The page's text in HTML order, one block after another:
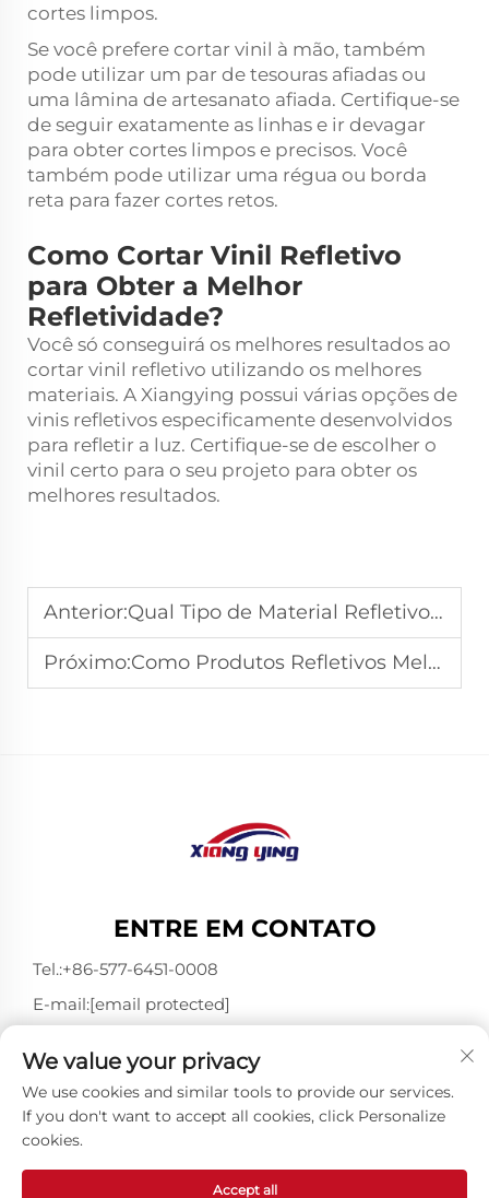
cortes limpos.
Se você prefere cortar vinil à mão, também
pode utilizar um par de tesouras afiadas ou
uma lâmina de artesanato afiada. Certifique-se
de seguir exatamente as linhas e ir devagar
para obter cortes limpos e precisos. Você
também pode utilizar uma régua ou borda
reta para fazer cortes retos.
Como Cortar Vinil Refletivo
para Obter a Melhor
Refletividade?
Você só conseguirá os melhores resultados ao
cortar vinil refletivo utilizando os melhores
materiais. A Xiangying possui várias opções de
vinis refletivos especificamente desenvolvidos
para refletir a luz. Certifique-se de escolher o
vinil certo para o seu projeto para obter os
melhores resultados.
Anterior:Qual Tipo de Material Refletivo é Melhor para Coletes de Alta Visibilidade?
Próximo:Como Produtos Refletivos Melhoram a Visibilidade Noturna na Logística
ENTRE EM CONTATO
Tel.:+86-577-6451-0008
E-mail:[email protected]
Road, Longgang, Wenzhou, Zhejiang, China 325802
Direitos Autorais © Wenzhou Xiangying Reflective
Política de Privacidade
We value your privacy
We use cookies and similar tools to provide our services.
If you don't want to accept all cookies, click Personalize
cookies.
Accept all